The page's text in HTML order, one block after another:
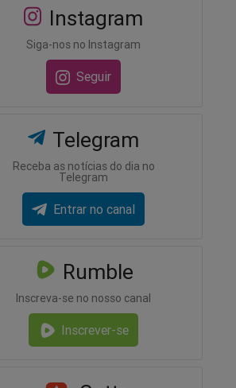
Instagram
Siga-nos no Instagram
Seguir
Telegram
Receba as notícias do dia no
Telegram
Entrar no canal
Rumble
Inscreva-se no nosso canal
Inscrever-se